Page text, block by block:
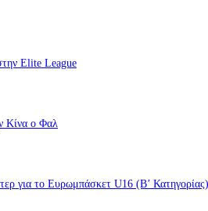
Elite League
Κίνα ο Φαλ
για το Ευρωμπάσκετ U16 (B’ Κατηγορίας)